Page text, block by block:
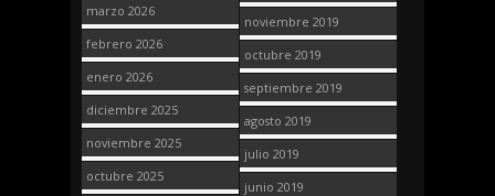
marzo 2026
febrero 2026
enero 2026
diciembre 2025
noviembre 2025
octubre 2025
noviembre 2019
octubre 2019
septiembre 2019
agosto 2019
julio 2019
junio 2019